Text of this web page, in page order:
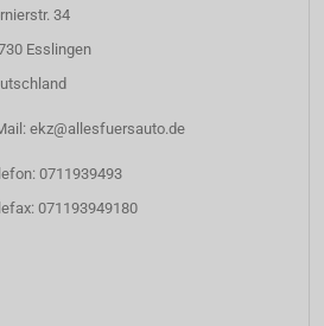
34
Esslingen
ekz@allesfuersauto.de
0711939493
071193949180